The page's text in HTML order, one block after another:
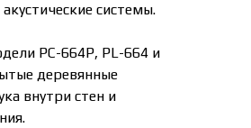
системы.
PC-664P, PL-664 и
деревянные
внутри стен и